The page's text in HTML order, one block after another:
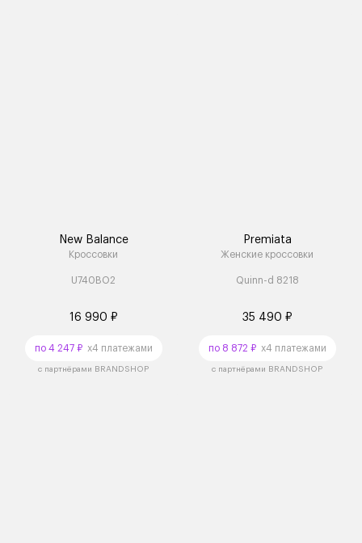
New Balance
Кроссовки
U740BO2
16 990 ₽
по 4 247 ₽x4 платежами
с партнёрами BRANDSHOP
Premiata
Женские кроссовки
Quinn-d 8218
35 490 ₽
по 8 872 ₽x4 платежами
с партнёрами BRANDSHOP